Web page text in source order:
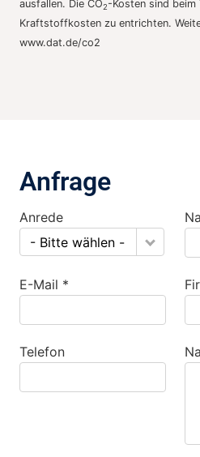
ausfallen. Die CO2-Kosten sind beim
Kraftstoffkosten zu entrichten.
www.dat.de/co2
Anfrage
Anrede
- Bitte wählen -
E-Mail *
Telefon